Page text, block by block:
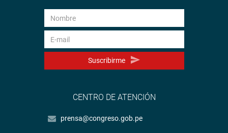
Suscribirme
CENTRO DE ATENCIÓN
prensa@congreso.gob.pe